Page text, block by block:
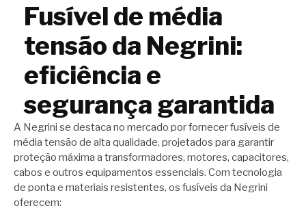
Fusível de média
tensão da Negrini:
eficiência e
segurança garantida
A Negrini se destaca no mercado por fornecer fusíveis de
média tensão de alta qualidade, projetados para garantir
proteção máxima a transformadores, motores, capacitores,
cabos e outros equipamentos essenciais. Com tecnologia
de ponta e materiais resistentes, os fusíveis da Negrini
oferecem: